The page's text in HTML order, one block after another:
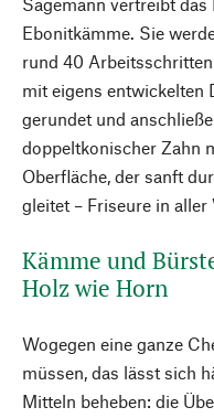
Ebonitkämme. Sie
rund 40
mit eigens entwickelten
gerundet und
doppeltkonischer Zahn
Oberfläche, der sanft
gleitet – Friseure in
Kämme und
Holz wie Horn
Wogegen eine ganze
müssen, das lässt sich
Mitteln beheben: die